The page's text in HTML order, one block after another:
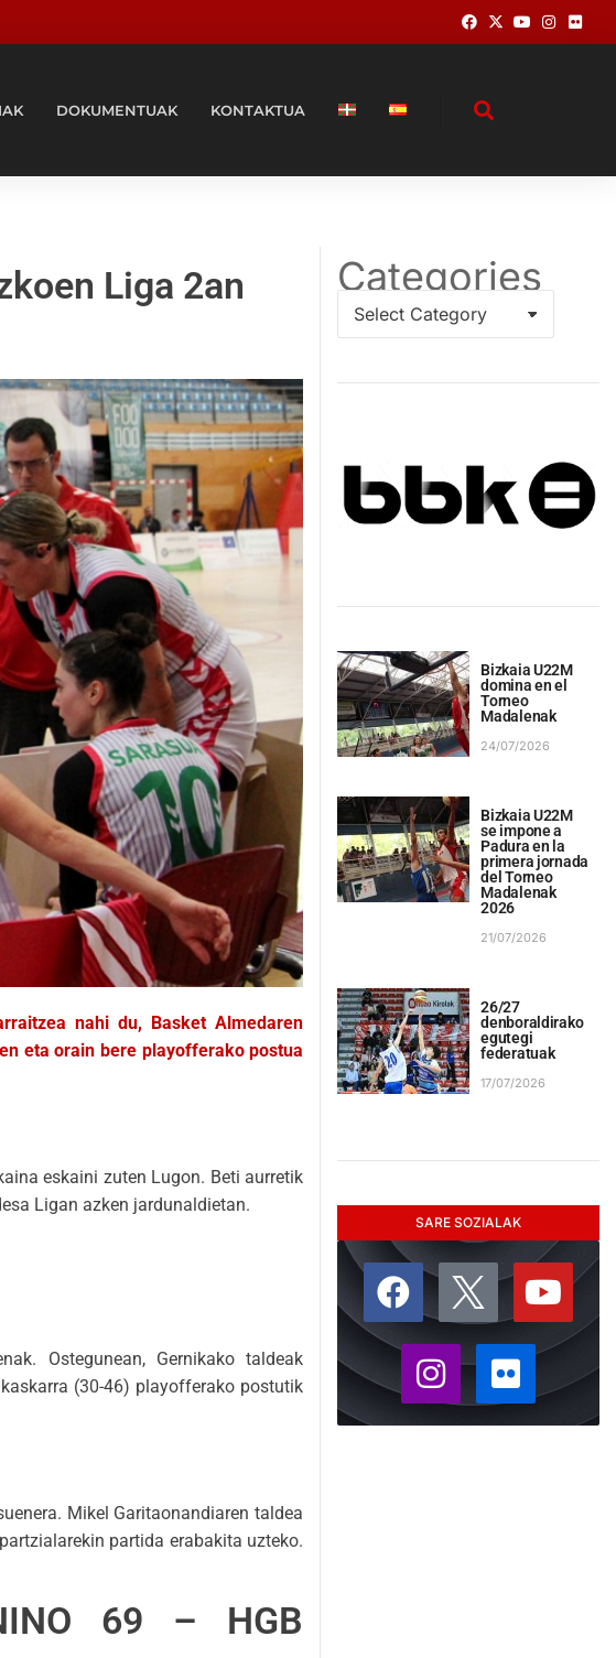
DOKUMENTUAK KONTAKTUA
Liga 2an
nahi du, Basket Almedaren
eta orain bere playofferako postua
eskaini zuten Lugon. Beti aurretik
Ligan azken jardunaldietan.
Ostegunean, Gernikako taldeak
(30-46) playofferako postutik
Mikel Garitaonandiaren taldea
partida erabakita uzteko.
69 – HGB
Categories
Bizkaia U22M
domina en el
Torneo
Madalenak
24/07/2026
Bizkaia U22M
se impone a
Padura en la
primera jornada
del Torneo
Madalenak
2026
21/07/2026
26/27
denboraldirako
egutegi
federatuak
17/07/2026
SARE SOZIALAK